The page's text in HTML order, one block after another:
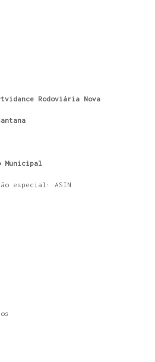
Rodoviária Nova
Municipal
especial: ASIN